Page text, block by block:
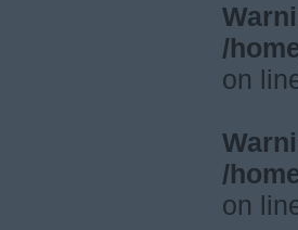
/
on
/
on